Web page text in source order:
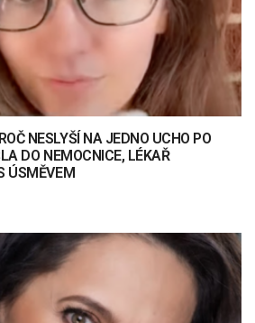
NESLYŠÍ NA JEDNO UCHO PO
DO NEMOCNICE, LÉKAŘ
ÚSMĚVEM